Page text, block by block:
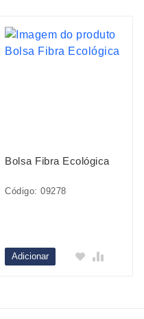
Bolsa Fibra Ecológica
Código: 09278
Adicionar